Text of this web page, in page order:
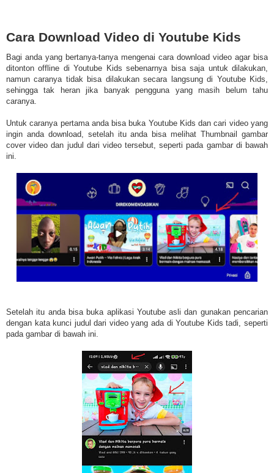
Cara Download Video di Youtube Kids
Bagi anda yang bertanya-tanya mengenai cara download video agar bisa
ditonton offline di Youtube Kids sebenarnya bisa saja untuk dilakukan,
namun caranya tidak bisa dilakukan secara langsung di Youtube Kids,
sehingga tak heran jika banyak pengguna yang masih belum tahu
caranya.
Untuk caranya pertama anda bisa buka Youtube Kids dan cari video yang
ingin anda download, setelah itu anda bisa melihat Thumbnail gambar
cover video dan judul dari video tersebut, seperti pada gambar di bawah
ini.
Setelah itu anda bisa buka aplikasi Youtube asli dan gunakan pencarian
dengan kata kunci judul dari video yang ada di Youtube Kids tadi, seperti
pada gambar di bawah ini.